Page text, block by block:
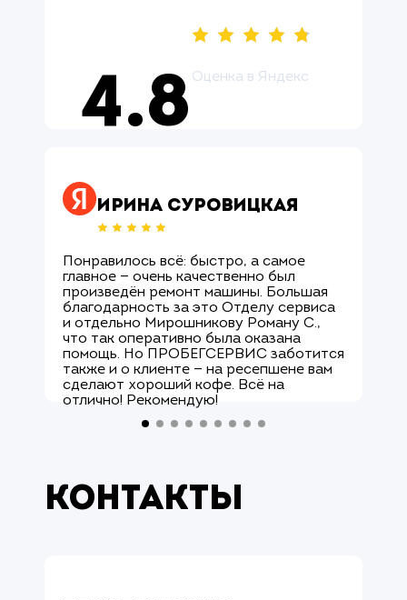
4.8 Оценка в Яндекс
Ирина Суровицкая
Понравилось всё: быстро, а самое
главное — очень качественно был
произведён ремонт машины. Большая
благодарность за это Отделу сервиса
и отдельно Мирошникову Роману С.,
что так оперативно была оказана
помощь. Но ПРОБЕГСЕРВИС заботится
также и о клиенте — на ресепшене вам
сделают хороший кофе. Всё на
отлично! Рекомендую!
Контакты